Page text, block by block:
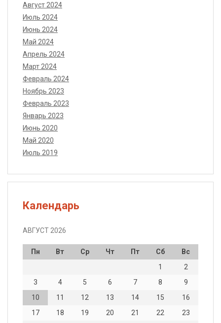
Август 2024
Июль 2024
Июнь 2024
Май 2024
Апрель 2024
Март 2024
Февраль 2024
Ноябрь 2023
Февраль 2023
Январь 2023
Июнь 2020
Май 2020
Июль 2019
Календарь
АВГУСТ 2026
Пн Вт Ср Чт Пт Сб
Вс
1
2
3
4 5 6 7 8
9
10
11 12 13 14 15
16
17
18 19 20 21 22
23